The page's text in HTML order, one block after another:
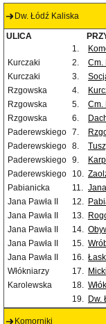
Dw. Łódź Kaliska
ULICA
1.
Kurczaki
2.
Cm.
Kurczaki
3.
Rzgowska
4.
Rzgowska
5. Cm.
Rzgowska
6.
Paderewskiego 7.
Paderewskiego 8.
Paderewskiego 9.
Paderewskiego
10.
Pabianicka
11. Jana
Jana Pawła II
12.
Jana Pawła II
13.
Jana Pawła II
14.
Jana Pawła II
15.
Jana Pawła II
16.
Włókniarzy
17.
Karolewska
18.
19. Dw.
Komorniki